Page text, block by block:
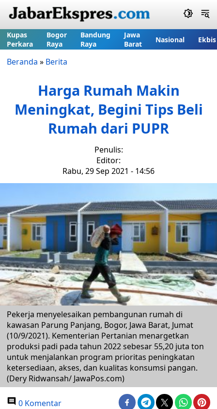
Kupas
Perkara
Bogor
Raya
Bandung
Raya
Jawa
Barat
Nasional Ekbis
Beranda » Berita
Harga Rumah Makin
Meningkat, Begini Tips Beli
Rumah dari PUPR
Penulis:
Editor:
Rabu, 29 Sep 2021 - 14:56
Pekerja menyelesaikan pembangunan rumah di
kawasan Parung Panjang, Bogor, Jawa Barat, Jumat
(10/9/2021). Kementerian Pertanian menargetkan
produksi padi pada tahun 2022 sebesar 55,20 juta ton
untuk menjalankan program prioritas peningkatan
ketersediaan, akses, dan kualitas konsumsi pangan.
(Dery Ridwansah/ JawaPos.com)
0 Komentar